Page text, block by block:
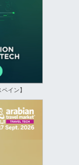
イン】